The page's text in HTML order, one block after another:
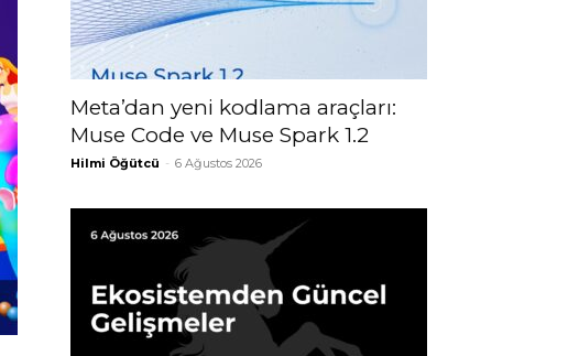
Meta’dan yeni kodlama araçları:
Muse Code ve Muse Spark 1.2
Hilmi Öğütcü - 6 Ağustos 2026